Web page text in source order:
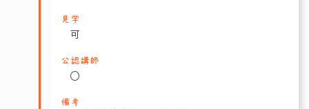
見学
可
公認講師
〇
備考